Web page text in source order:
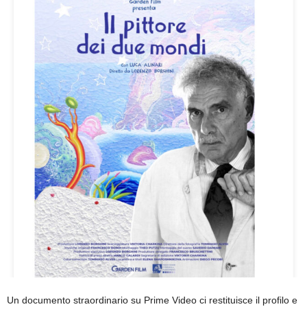
Un documento straordinario su Prime Video ci restituisce il profilo e